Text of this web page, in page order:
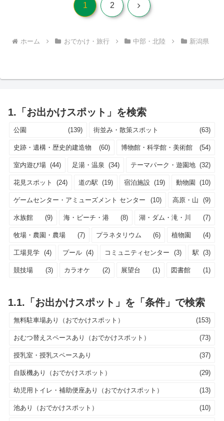
1 2 次
ホーム おでかけ・旅行 中部・北陸 新潟県
1.「お出かけスポット」を検索
公園 (139) 街並み・散策スポット (63)
史跡・遺構・歴史的建造物 (60) 博物館・科学館・美術館 (54)
室内遊び場 (44) 足湯・温泉 (34) テーマパーク・遊園地 (32)
花見スポット (24) 道の駅 (19) 宿泊施設 (19) 動物園 (10)
ゲームセンター・アミューズメント センター (10) 高原・山 (9)
水族館 (9) 海・ビーチ・港 (8) 湖・ダム・滝・川 (7)
牧場・農園・農場 (7) プラネタリウム (6) 植物園 (4)
工場見学 (4) プール (4) コミュニティセンター (3) 駅 (3)
競技場 (3) カラオケ (2) 展望台 (1) 図書館 (1)
1.1.「お出かけスポット」を「条件」で検索
無料駐車場あり（おでかけスポット） (153)
おむつ替えスペースあり（おでかけスポット） (73)
授乳室・授乳スペースあり (37)
自販機あり（おでかけスポット） (29)
幼児用トイレ・補助便座あり（おでかけスポット） (13)
池あり（おでかけスポット） (10)